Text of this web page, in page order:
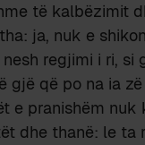
të kalbëzimit
ja, nuk e
regjimi i ri,
gjë që po na ia
e pranishëm
dhe thanë: le